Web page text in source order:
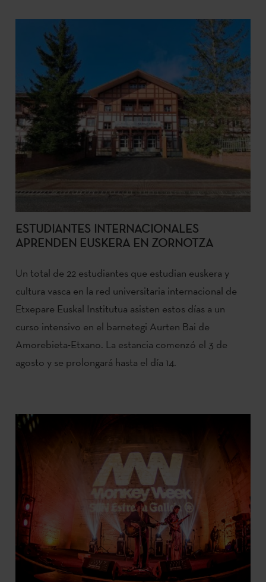
ESTUDIANTES INTERNACIONALES
APRENDEN EUSKERA EN ZORNOTZA
Un total de 22 estudiantes que estudian euskera y
cultura vasca en la red universitaria internacional de
Etxepare Euskal Institutua asisten estos días a un
curso intensivo en el barnetegi Aurten Bai de
Amorebieta-Etxano. La estancia comenzó el 3 de
agosto y se prolongará hasta el día 14.